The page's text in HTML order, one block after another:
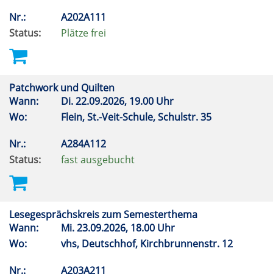
Nr.:
A202A111
Status:
Plätze frei
Patchwork und Quilten
Wann:
Di.22.09.2026, 19.00 Uhr
Wo:
Flein, St.-Veit-Schule, Schulstr. 35
Nr.:
A284A112
Status:
fast ausgebucht
Lesegesprächskreis zum Semesterthema
Wann:
Mi.23.09.2026, 18.00 Uhr
Wo:
vhs, Deutschhof, Kirchbrunnenstr. 12
Nr.:
A203A211